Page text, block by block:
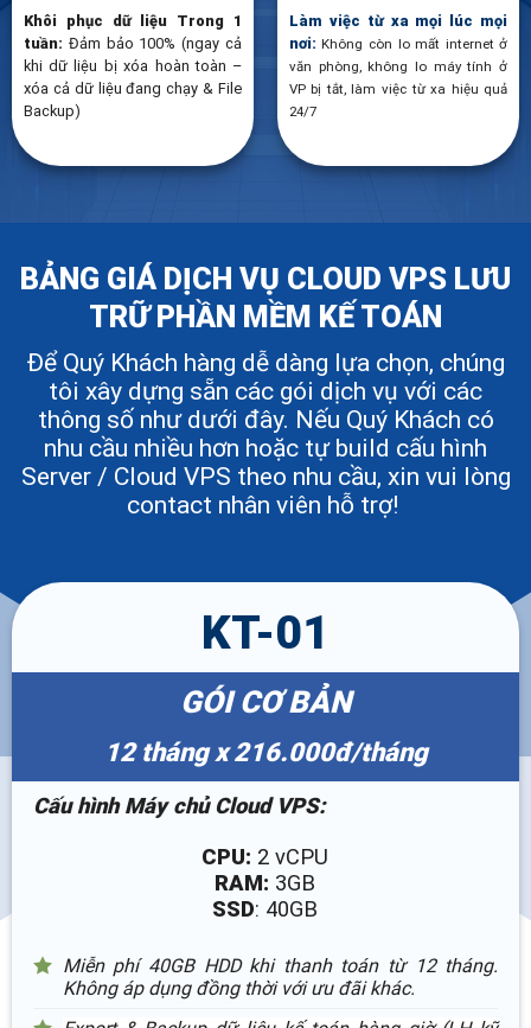
Khôi phục dữ liệu Trong 1
tuần: Đảm bảo 100% (ngay cả
khi dữ liệu bị xóa hoàn toàn –
xóa cả dữ liệu đang chạy & File
Backup)
Làm việc từ xa mọi lúc mọi
nơi: Không còn lo mất internet ở
văn phòng, không lo máy tính ở
VP bị tắt, làm việc từ xa hiệu quả
24/7
BẢNG GIÁ DỊCH VỤ CLOUD VPS LƯU
TRỮ PHẦN MỀM KẾ TOÁN
Để Quý Khách hàng dễ dàng lựa chọn, chúng
tôi xây dựng sẵn các gói dịch vụ với các
thông số như dưới đây. Nếu Quý Khách có
nhu cầu nhiều hơn hoặc tự build cấu hình
Server / Cloud VPS theo nhu cầu, xin vui lòng
contact nhân viên hỗ trợ!
KT-01
GÓI CƠ BẢN
12 tháng x 216.000đ/tháng
Cấu hình Máy chủ Cloud VPS:
CPU: 2 vCPU
RAM: 3GB
SSD: 40GB
Miễn phí 40GB HDD khi thanh toán từ 12 tháng.
Không áp dụng đồng thời với ưu đãi khác.